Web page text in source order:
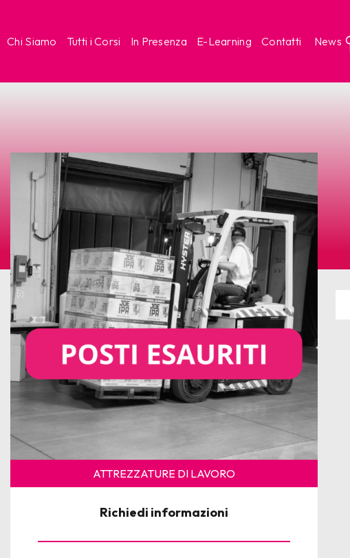
Chi Siamo Tutti i Corsi In Presenza E-Learning Contatti News
ATTREZZATURE DI LAVORO
Richiedi informazioni